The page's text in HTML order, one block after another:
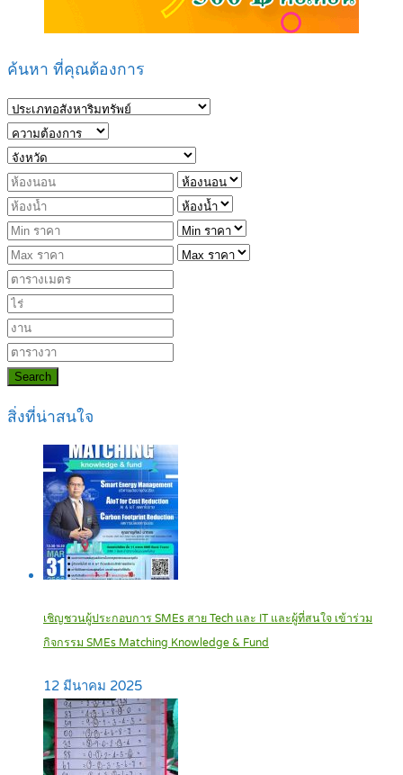
ค้นหา ที่คุณต้องการ
Search
สิ่งที่น่าสนใจ
เชิญชวนผู้ประกอบการ SMEs สาย Tech และ IT และผู้ที่สนใจ เข้าร่วม
กิจกรรม SMEs Matching Knowledge & Fund
12 มีนาคม 2025